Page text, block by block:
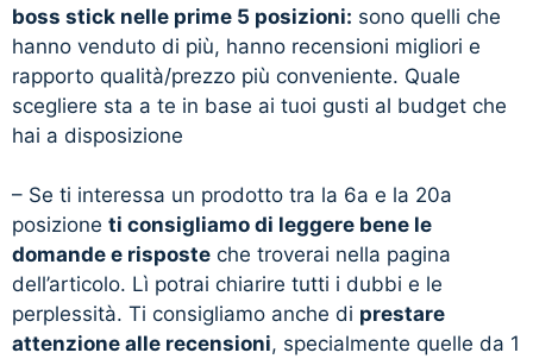
boss stick nelle prime 5 posizioni: sono quelli che
hanno venduto di più, hanno recensioni migliori e
rapporto qualità/prezzo più conveniente. Quale
scegliere sta a te in base ai tuoi gusti al budget che
hai a disposizione
– Se ti interessa un prodotto tra la 6a e la 20a
posizione ti consigliamo di leggere bene le
domande e risposte che troverai nella pagina
dell’articolo. Lì potrai chiarire tutti i dubbi e le
perplessità. Ti consigliamo anche di prestare
attenzione alle recensioni, specialmente quelle da 1